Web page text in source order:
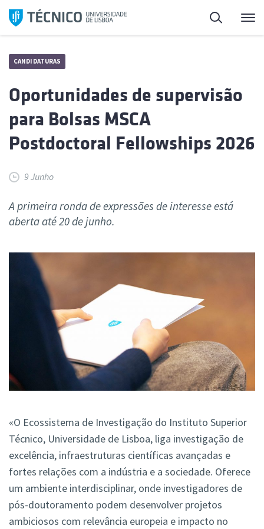
Saltar
para
Pesquisa
CANDIDATURAS
Oportunidades de supervisão
para Bolsas MSCA
Postdoctoral Fellowships 2026
9 Junho
A primeira ronda de expressões de interesse está
aberta até 20 de junho.
«O Ecossistema de Investigação do Instituto Superior
Técnico, Universidade de Lisboa, liga investigação de
excelência, infraestruturas científicas avançadas e
fortes relações com a indústria e a sociedade. Oferece
um ambiente interdisciplinar, onde investigadores de
pós-doutoramento podem desenvolver projetos
ambiciosos com relevância europeia e impacto no